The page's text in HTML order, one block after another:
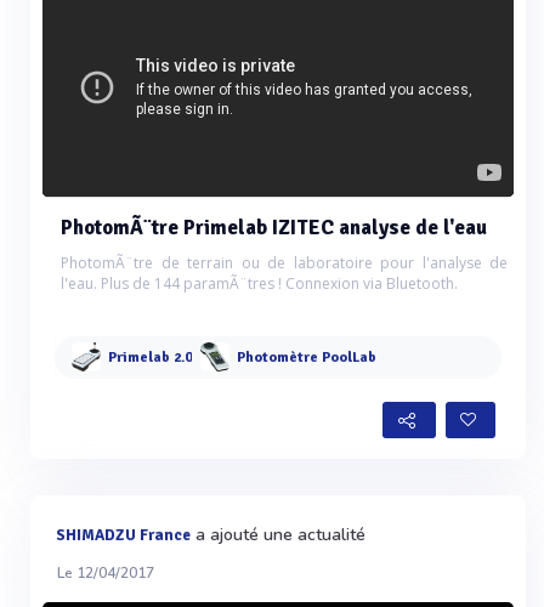
PhotomÃ¨tre Primelab IZITEC analyse de l'eau
PhotomÃ¨tre de terrain ou de laboratoire pour l'analyse de
l'eau. Plus de 144 paramÃ¨tres ! Connexion via Bluetooth.
Primelab 2.0 Photomètre PoolLab
SHIMADZU France a ajouté une actualité
Le 12/04/2017